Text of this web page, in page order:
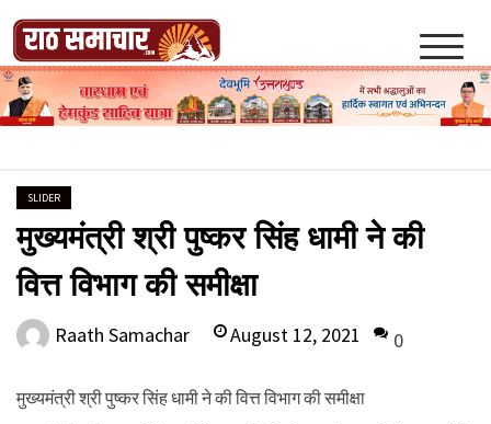
content
Raath Samachar
SLIDER
मुख्यमंत्री श्री पुष्कर सिंह धामी ने की
वित्त विभाग की समीक्षा
Raath Samachar August 12, 2021 0
मुख्यमंत्री श्री पुष्कर सिंह धामी ने की वित्त विभाग की समीक्षा